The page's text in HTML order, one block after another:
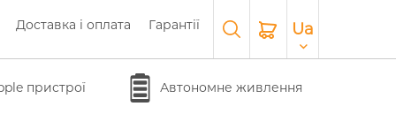
Доставка і оплата Гарантії Ua
пристрої Автономне живлення